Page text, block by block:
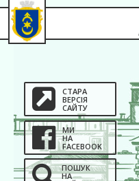
СТАРА
ВЕРСІЯ
САЙТУ
МИ
НА
FACEBOOK
ПОШУК
НА